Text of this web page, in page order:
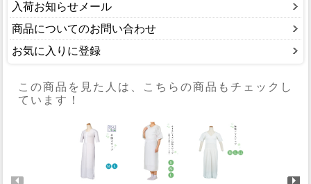
入荷お知らせメール
商品についてのお問い合わせ
お気に入りに登録
この商品を見た人は、こちらの商品もチェックし
ています！